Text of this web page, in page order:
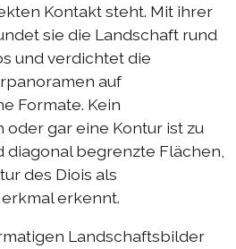
Kontakt steht. Mit ihrer
sie die Landschaft rund
und verdichtet die
auf
Formate. Kein
gar eine Kontur ist zu
diagonal begrenzte Flächen,
des Diois als
erkennt.
Landschaftsbilder